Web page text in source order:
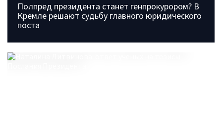
Полпред президента станет генпрокурором? В
Кремле решают судьбу главного юридического
поста